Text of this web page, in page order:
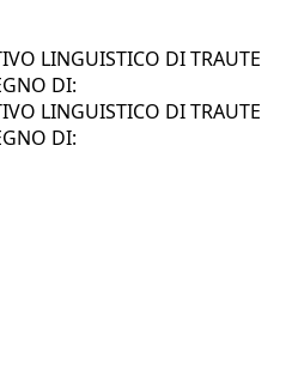
LINGUISTICO DI TRAUTE
DI:
LINGUISTICO DI TRAUTE
DI: